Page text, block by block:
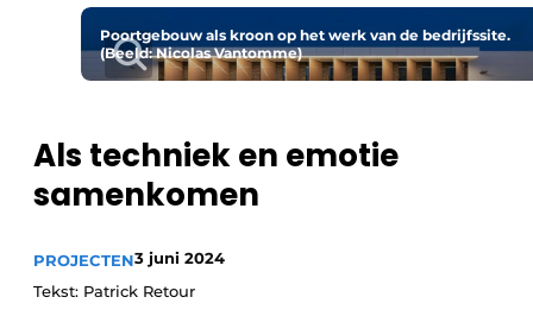
Poortgebouw als kroon op het werk van de bedrijfssite.
(Beeld: Nicolas Vantomme)
Als techniek en emotie
samenkomen
PROJECTEN3 juni 2024
Tekst: Patrick Retour